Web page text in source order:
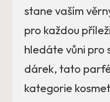
stane vaším
pro každou
hledáte vůni pro
dárek, tato
kategorie